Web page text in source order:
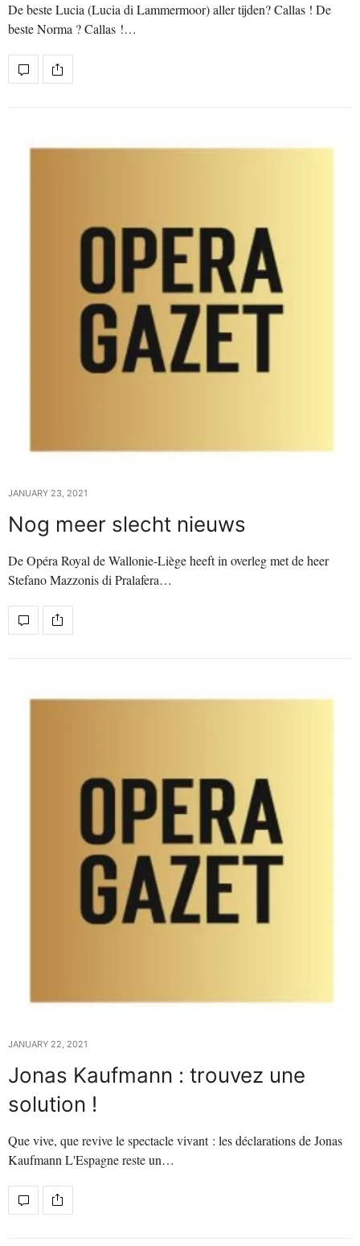
De beste Lucia (Lucia di Lammermoor) aller tijden? Callas ! De
beste Norma ? Callas !…
JANUARY 23, 2021
Nog meer slecht nieuws
De Opéra Royal de Wallonie-Liège heeft in overleg met de heer
Stefano Mazzonis di Pralafera…
JANUARY 22, 2021
Jonas Kaufmann : trouvez une
solution !
Que vive, que revive le spectacle vivant : les déclarations de Jonas
Kaufmann L'Espagne reste un…